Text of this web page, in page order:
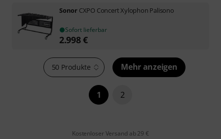
Sonor CXPO Concert Xylophon Palisono
Sofort lieferbar
2.998€
50 Produkte Mehr anzeigen
1 2
Kostenloser Versand ab 29 €